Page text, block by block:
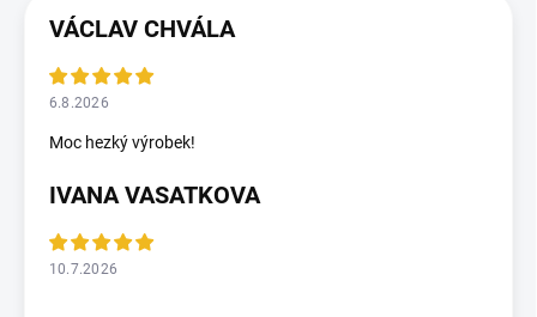
VÁCLAV CHVÁLA
6.8.2026
Moc hezký výrobek!
IVANA VASATKOVA
10.7.2026